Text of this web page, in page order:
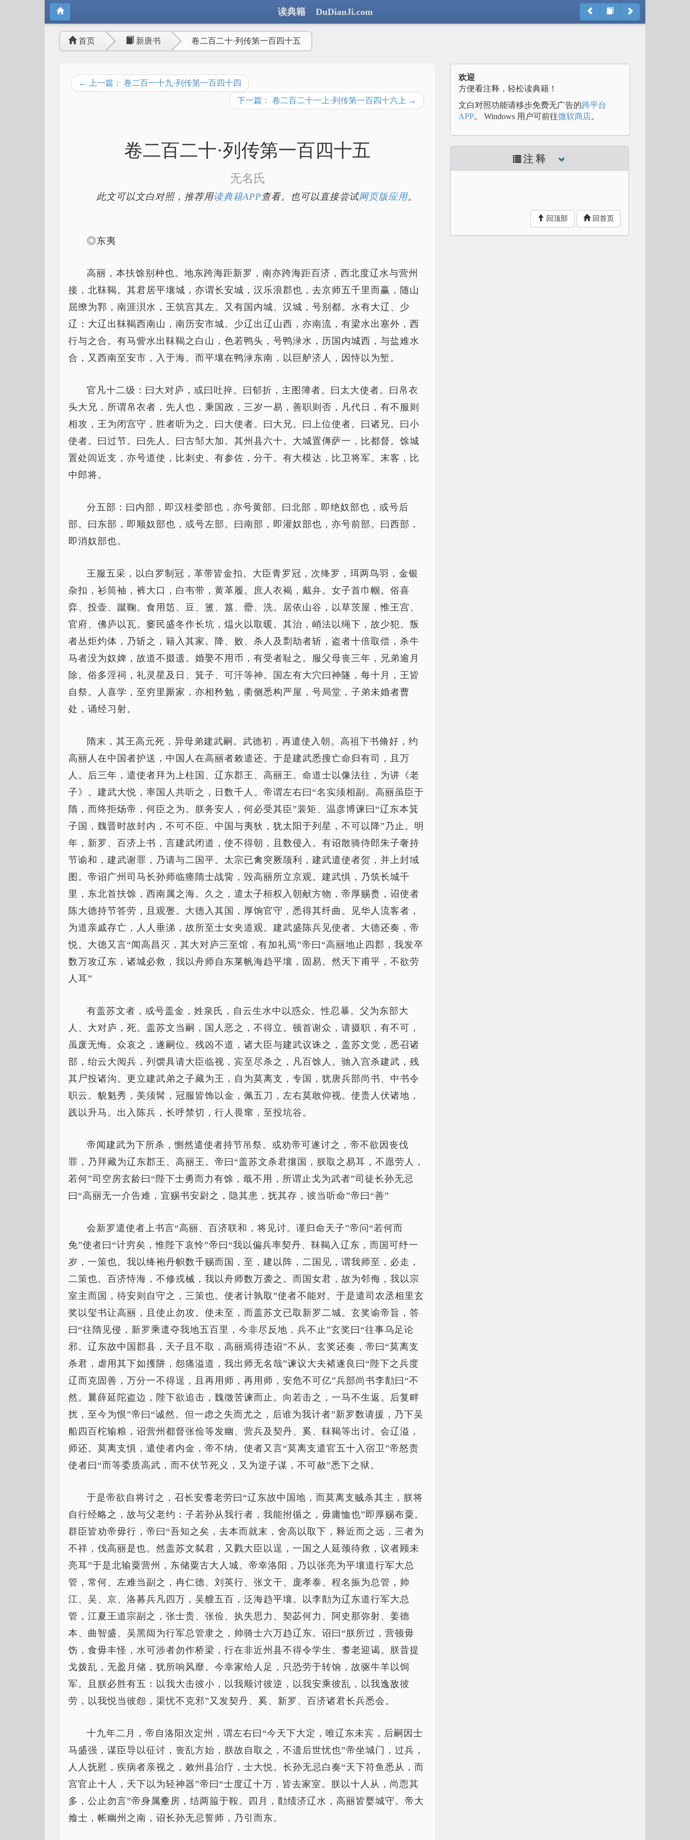
读典籍 DuDianJi.com
首页 新唐书 卷二百二十·列传第一百四十五
← 上一篇： 卷二百一十九·列传第一百四十四
下一篇： 卷二百二十一上·列传第一百四十六上 →
卷二百二十·列传第一百四十五
无名氏
此文可以文白对照，推荐用读典籍APP查看。也可以直接尝试网页版应用。
◎东夷
高丽，本扶馀别种也。地东跨海距新罗，南亦跨海距百济，西北度辽水与营州
接，北靺鞨。其君居平壤城，亦谓长安城，汉乐浪郡也，去京师五千里而赢，随山
屈缭为郛，南涯浿水，王筑宫其左。又有国内城、汉城，号别都。水有大辽、少
辽：大辽出靺鞨西南山，南历安市城。少辽出辽山西，亦南流，有梁水出塞外，西
行与之合。有马訾水出靺鞨之白山，色若鸭头，号鸭渌水，历国内城西，与盐难水
合，又西南至安市，入于海。而平壤在鸭渌东南，以巨舻济人，因恃以为堑。
官凡十二级：曰大对庐，或曰吐捽。曰郁折，主图簿者。曰太大使者。曰帛衣
头大兄，所谓帛衣者，先人也，秉国政，三岁一易，善职则否，凡代日，有不服则
相攻，王为闭宫守，胜者听为之。曰大使者。曰大兄。曰上位使者。曰诸兄。曰小
使者。曰过节。曰先人。曰古邹大加。其州县六十。大城置傉萨一，比都督。馀城
置处闾近支，亦号道使，比刺史。有参佐，分干。有大模达，比卫将军。末客，比
中郎将。
分五部：曰内部，即汉桂娄部也，亦号黄部。曰北部，即绝奴部也，或号后
部。曰东部，即顺奴部也，或号左部。曰南部，即灌奴部也，亦号前部。曰西部，
即消奴部也。
王服五采，以白罗制冠，革带皆金扣。大臣青罗冠，次绛罗，珥两鸟羽，金银
杂扣，衫筒袖，裤大口，白韦带，黄革履。庶人衣褐，戴弁。女子首巾帼。俗喜
弈、投壶、蹴鞠。食用笾、豆、簠、簋、罍、洗。居依山谷，以草茨屋，惟王宫、
官府、佛庐以瓦。窭民盛冬作长坑，煴火以取暖。其治，峭法以绳下，故少犯。叛
者丛炬灼体，乃斩之，籍入其家。降、败、杀人及剽劫者斩，盗者十倍取偿，杀牛
马者没为奴婢，故道不掇遗。婚娶不用币，有受者耻之。服父母丧三年，兄弟逾月
除。俗多淫祠，礼灵星及日、箕子、可汗等神。国左有大穴曰神隧，每十月，王皆
自祭。人喜学，至穷里厮家，亦相矜勉，衢侧悉构严屋，号局堂，子弟未婚者曹
处，诵经习射。
隋末，其王高元死，异母弟建武嗣。武德初，再遣使入朝。高祖下书脩好，约
高丽人在中国者护送，中国人在高丽者敕遣还。于是建武悉搜亡命归有司，且万
人。后三年，遣使者拜为上柱国、辽东郡王、高丽王。命道士以像法往，为讲《老
子》。建武大悦，率国人共听之，日数千人。帝谓左右曰“名实须相副。高丽虽臣于
隋，而终拒炀帝，何臣之为。朕务安人，何必受其臣”裴矩、温彦博谏曰“辽东本箕
子国，魏晋时故封内，不可不臣。中国与夷狄，犹太阳于列星，不可以降”乃止。明
年，新罗、百济上书，言建武闭道，使不得朝，且数侵入。有诏散骑侍郎朱子奢持
节谕和，建武谢罪，乃请与二国平。太宗已禽突厥颉利，建武遣使者贺，并上封域
图。帝诏广州司马长孙师临瘗隋士战胔，毁高丽所立京观。建武惧，乃筑长城千
里，东北首扶馀，西南属之海。久之，遣太子桓权入朝献方物，帝厚赐赉，诏使者
陈大德持节答劳，且观亹。大德入其国，厚饷官守，悉得其纤曲。见华人流客者，
为道亲戚存亡，人人垂涕，故所至士女夹道观。建武盛陈兵见使者。大德还奏，帝
悦。大德又言“闻高昌灭，其大对庐三至馆，有加礼焉”帝曰“高丽地止四郡，我发卒
数万攻辽东，诸城必救，我以舟师自东莱帆海趋平壤，固易。然天下甫平，不欲劳
人耳”
有盖苏文者，或号盖金，姓泉氏，自云生水中以惑众。性忍暴。父为东部大
人、大对庐，死。盖苏文当嗣，国人恶之，不得立。顿首谢众，请摄职，有不可，
虽废无悔。众哀之，遂嗣位。残凶不道，诸大臣与建武议诛之，盖苏文觉，悉召诸
部，绐云大阅兵，列馔具请大臣临视，宾至尽杀之，凡百馀人。驰入宫杀建武，残
其尸投诸沟。更立建武弟之子藏为王，自为莫离支，专国，犹唐兵部尚书、中书令
职云。貌魁秀，美须髯，冠服皆饰以金，佩五刀，左右莫敢仰视。使贵人伏诸地，
践以升马。出入陈兵，长呼禁切，行人畏窜，至投坑谷。
帝闻建武为下所杀，恻然遣使者持节吊祭。或劝帝可遂讨之，帝不欲因丧伐
罪，乃拜藏为辽东郡王、高丽王。帝曰“盖苏文杀君攘国，朕取之易耳，不愿劳人，
若何”司空房玄龄曰“陛下士勇而力有馀，戢不用，所谓止戈为武者”司徒长孙无忌
曰“高丽无一介告难，宜赐书安尉之，隐其患，抚其存，彼当听命”帝曰“善”
会新罗遣使者上书言“高丽、百济联和，将见讨。谨归命天子”帝问“若何而
免”使者曰“计穷矣，惟陛下哀怜”帝曰“我以偏兵率契丹、靺鞨入辽东，而国可纾一
岁，一策也。我以绛袍丹帜数千赐而国，至，建以阵，二国见，谓我师至，必走，
二策也。百济恃海，不修戎械，我以舟师数万袭之。而国女君，故为邻侮，我以宗
室主而国，待安则自守之，三策也。使者计孰取”使者不能对。于是遣司农丞相里玄
奖以玺书让高丽，且使止勿攻。使未至，而盖苏文已取新罗二城。玄奖谕帝旨，答
曰“往隋见侵，新罗乘邅夺我地五百里，今非尽反地，兵不止”玄奖曰“往事乌足论
邪。辽东故中国郡县，天子且不取，高丽焉得违诏”不从。玄奖还奏，帝曰“莫离支
杀君，虐用其下如擭阱，怨痛溢道，我出师无名哉”谏议大夫褚遂良曰“陛下之兵度
辽而克固善，万分一不得逞，且再用师，再用师，安危不可亿”兵部尚书李勣曰“不
然。曩薛延陀盗边，陛下欲追击，魏徵苦谏而止。向若击之，一马不生返。后复畔
扰，至今为恨”帝曰“诚然。但一虑之失而尤之，后谁为我计者”新罗数请援，乃下吴
船四百柁输粮，诏营州都督张俭等发幽、营兵及契丹、奚、靺鞨等出讨。会辽溢，
师还。莫离支惧，遣使者内金，帝不纳。使者又言“莫离支遣官五十入宿卫”帝怒责
使者曰“而等委质高武，而不伏节死义，又为逆子谋，不可赦”悉下之狱。
于是帝欲自将讨之，召长安耆老劳曰“辽东故中国地，而莫离支贼杀其主，朕将
自行经略之，故与父老约：子若孙从我行者，我能拊循之，毋庸恤也”即厚赐布粟。
群臣皆劝帝毋行，帝曰“吾知之矣，去本而就末，舍高以取下，释近而之远，三者为
不祥，伐高丽是也。然盖苏文弑君，又戮大臣以逞，一国之人延颈待救，议者顾未
亮耳”于是北输粟营州，东储粟古大人城。帝幸洛阳，乃以张亮为平壤道行军大总
管，常何、左难当副之，冉仁德、刘英行、张文干、庞孝泰、程名振为总管，帅
江、吴、京、洛募兵凡四万，吴艘五百，泛海趋平壤。以李勣为辽东道行军大总
管，江夏王道宗副之，张士贵、张俭、执失思力、契苾何力、阿史那弥射、姜德
本、曲智盛、吴黑闼为行军总管隶之，帅骑士六万趋辽东。诏曰“朕所过，营顿毋
饬，食毋丰怪，水可涉者勿作桥梁，行在非近州县不得令学生、耆老迎谒。朕昔提
戈拨乱，无盈月储，犹所响风靡。今幸家给人足，只恐劳于转饷，故驱牛羊以饲
军。且朕必胜有五：以我大击彼小，以我顺讨彼逆，以我安乘彼乱，以我逸敌彼
劳，以我悦当彼怨，渠忧不克邪”又发契丹、奚、新罗、百济诸君长兵悉会。
十九年二月，帝自洛阳次定州，谓左右曰“今天下大定，唯辽东未宾，后嗣因士
马盛强，谋臣导以征讨，丧乱方始，朕故自取之，不遗后世忧也”帝坐城门，过兵，
人人抚慰，疾病者亲视之，敕州县治疗，士大悦。长孙无忌白奏“天下符鱼悉从，而
宫官止十人，天下以为轻神器”帝曰“士度辽十万，皆去家室。朕以十人从，尚恧其
多，公止勿言”帝身属櫜房，结两箙于鞍。四月，勣绩济辽水，高丽皆婴城守。帝大
飨士，帐幽州之南，诏长孙无忌誓师，乃引而东。
欢迎
方便看注释，轻松读典籍！
文白对照功能请移步免费无广告的跨平台
APP。 Windows 用户可前往微软商店。
注释
回顶部 回首页